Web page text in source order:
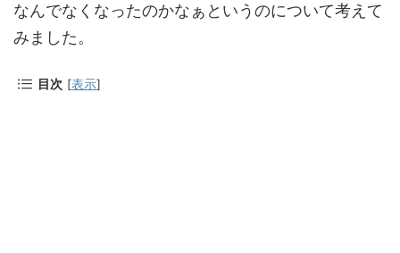
なんでなくなったのかなぁというのについて考えて
みました。
目次 [表示]